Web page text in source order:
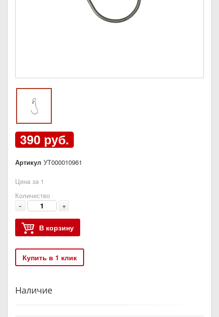
390 руб.
Артикул УТ000010961
Цена за 1
Количество
- +
В корзину
Купить в 1 клик
Наличие